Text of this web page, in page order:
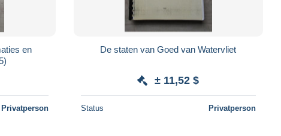
en
Privatperson
De staten van Goed van Watervliet
± 11,52 $
Status Privatperson